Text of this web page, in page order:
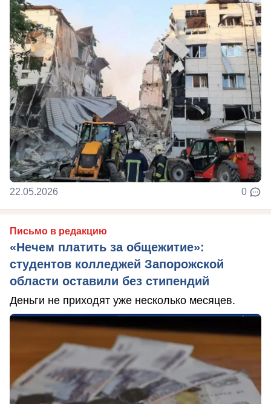
22.05.2026 0
Письмо в редакцию
«Нечем платить за общежитие»:
студентов колледжей Запорожской
области оставили без стипендий
Деньги не приходят уже несколько месяцев.